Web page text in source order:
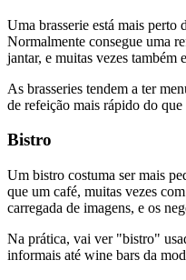
Uma brasserie está mais perto
Normalmente consegue uma
jantar, e muitas vezes também
As brasseries tendem a ter
de refeição mais rápido do
Bistro
Um bistro costuma ser mais
que um café, muitas vezes
carregada de imagens, e os
Na prática, vai ver "bistro"
informais até wine bars da